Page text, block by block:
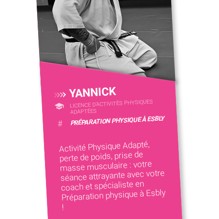
YANNICK
LICENCE D’ACTIVITÉS PHYSIQUES
ADAPTÉES
# PRÉPARATION PHYSIQUE À ESBLY
Activité Physique Adapté,
perte de poids, prise de
masse musculaire : votre
séance attrayante avec votre
coach et spécialiste en
Préparation physique à Esbly
!